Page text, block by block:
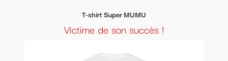
T-shirt Super MUMU
Victime de son succès !